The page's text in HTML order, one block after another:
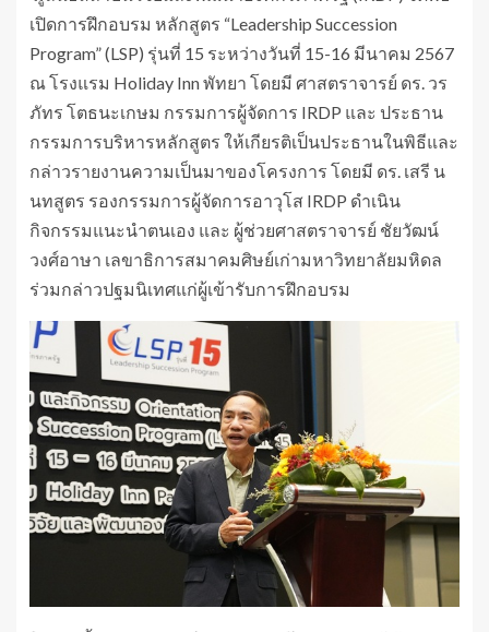
เปิดการฝึกอบรม หลักสูตร “Leadership Succession
Program” (LSP) รุ่นที่ 15 ระหว่างวันที่ 15-16 มีนาคม 2567
ณ โรงแรม Holiday Inn พัทยา โดยมี ศาสตราจารย์ ดร. วร
ภัทร โตธนะเกษม กรรมการผู้จัดการ IRDP และ ประธาน
กรรมการบริหารหลักสูตร ให้เกียรติเป็นประธานในพิธีและ
กล่าวรายงานความเป็นมาของโครงการ โดยมี ดร. เสรี น
นทสูตร รองกรรมการผู้จัดการอาวุโส IRDP ดำเนิน
กิจกรรมแนะนำตนเอง และ ผู้ช่วยศาสตราจารย์ ชัยวัฒน์
วงศ์อาษา เลขาธิการสมาคมศิษย์เก่ามหาวิทยาลัยมหิดล
ร่วมกล่าวปฐมนิเทศแก่ผู้เข้ารับการฝึกอบรม